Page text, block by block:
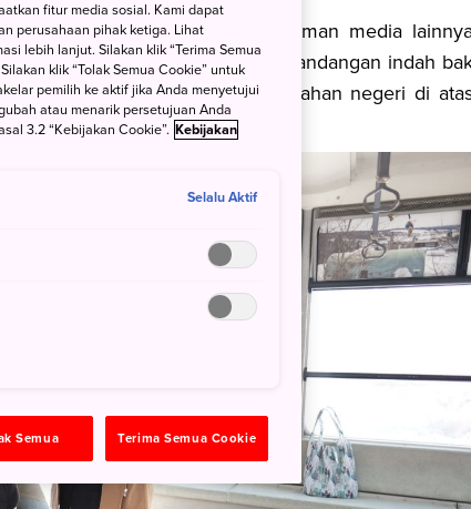
aku dan bersama teman-teman media
yang terkenal dengan pemandangan indah
kopi sambil menikmati keindahan negeri di
aja,lho.
fitur media sosial. Kami dapat
perusahaan pihak ketiga. Lihat
lebih lanjut. Silakan klik “Terima Semua
klik “Tolak Semua Cookie” untuk
pemilih ke aktif jika Anda menyetujui
atau menarik persetujuan Anda
3.2 “Kebijakan Cookie”. Kebijakan
Selalu Aktif
Semua Terima Semua Cookie